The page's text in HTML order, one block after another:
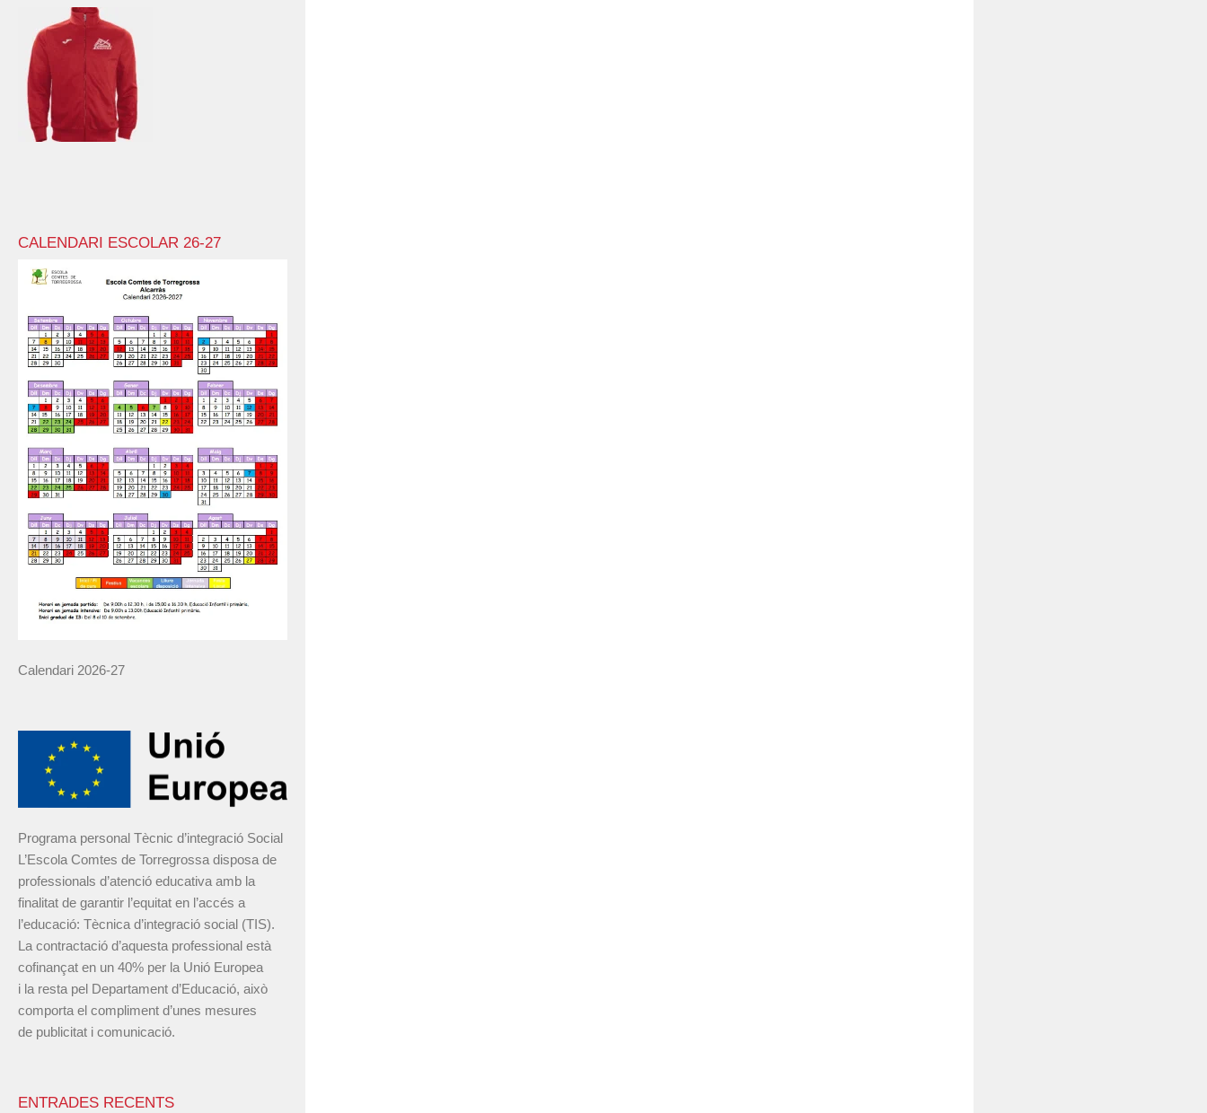
CALENDARI ESCOLAR 26-27
Calendari 2026-27
Programa personal Tècnic d’integració Social
L’Escola Comtes de Torregrossa disposa de
professionals d’atenció educativa amb la
finalitat de garantir l’equitat en l’accés a
l’educació: Tècnica d’integració social (TIS).
La contractació d’aquesta professional està
cofinançat en un 40% per la Unió Europea
i la resta pel Departament d’Educació, això
comporta el compliment d’unes mesures
de publicitat i comunicació.
ENTRADES RECENTS